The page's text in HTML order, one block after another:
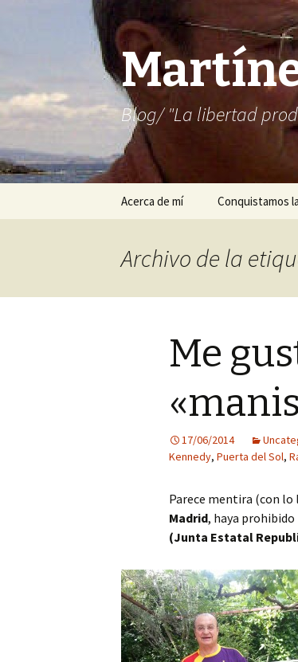
Blog/ "La libertad
Saltar
Acerca de mí Conquistamos
Archivo de la
Me
17/06/2014
Kennedy, Puerta del Sol,
Parece mentira (con lo
Madrid, haya
(Junta Estatal